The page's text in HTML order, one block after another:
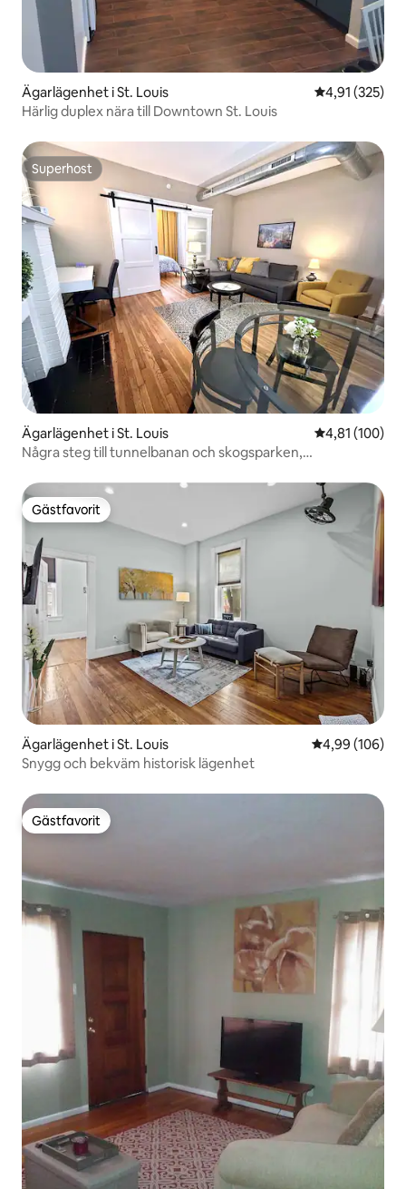
Ägarlägenhet i St. Louis 4,91 av 5 i
4,91 (325)
Härlig duplex nära till Downtown St. Louis
Superhost
Superhost
Ägarlägenhet i St. Louis 4,81 av 5 i
4,81 (100)
Några steg till tunnelbanan och skogsparken,
Gästfavorit
Gästfavorit
Ägarlägenhet i St. Louis 4,99 av 5 i
4,99 (106)
Snygg och bekväm historisk lägenhet
Gästfavorit
Gästfavorit